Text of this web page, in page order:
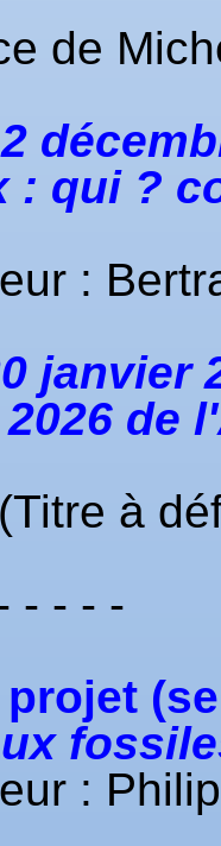
de
: qui ?
:
janvier
2026 de
à
- - - -
: